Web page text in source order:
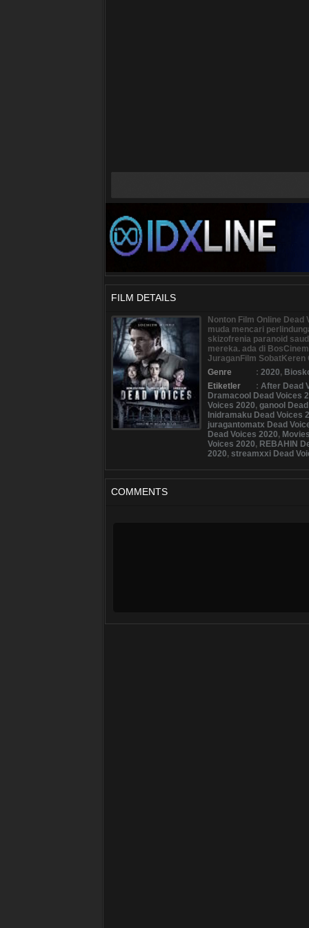
FILM DETAILS
Nonton Film Online
muda mencari
skizofrenia paranoid
mereka. ada di
JuraganFilm
Genre
: 2020,
Etiketler
: After Dead
Dramacool Dead Voices
Voices 2020, ganool
Inidramaku Dead Voices
juragantomatx Dead
Dead Voices 2020,
Voices 2020, REBAHIN
2020, streamxxi Dead
COMMENTS